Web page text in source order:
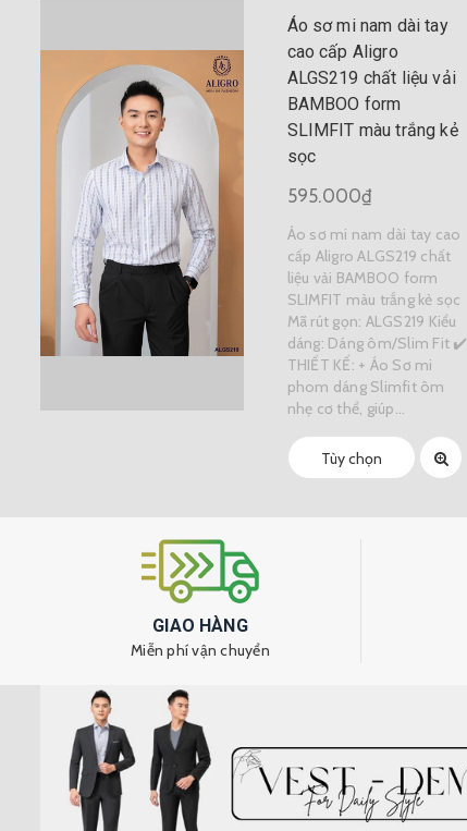
Áo sơ mi nam dài tay
cao cấp Aligro
ALGS219 chất liệu vải
BAMBOO form
SLIMFIT màu trắng kẻ
sọc
595.000₫
Áo sơ mi nam dài tay cao
cấp Aligro ALGS219 chất
liệu vải BAMBOO form
SLIMFIT màu trắng kẻ sọc
Mã rút gọn: ALGS219 Kiểu
dáng: Dáng ôm/Slim Fit ✔️
THIẾT KẾ: + Áo Sơ mi
phom dáng Slimfit ôm
nhẹ cơ thể, giúp...
Tùy chọn
GIAO HÀNG
Miễn phí vận chuyển